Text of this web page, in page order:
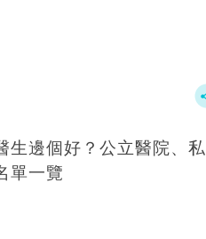
生邊個好？公立醫院、私
單一覽